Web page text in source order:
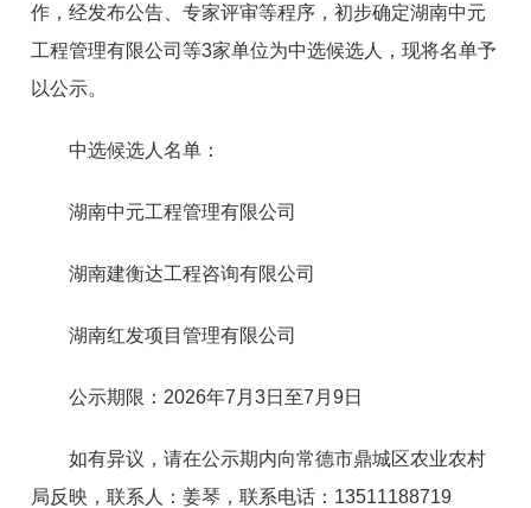
作，经发布公告、专家评审等程序，初步确定湖南中元
工程管理有限公司等3家单位为中选候选人，现将名单予
以公示。
中选候选人名单：
湖南中元工程管理有限公司
湖南建衡达工程咨询有限公司
湖南红发项目管理有限公司
公示期限：2026年7月3日至7月9日
如有异议，请在公示期内向常德市鼎城区农业农村
局反映，联系人：姜琴，联系电话：13511188719